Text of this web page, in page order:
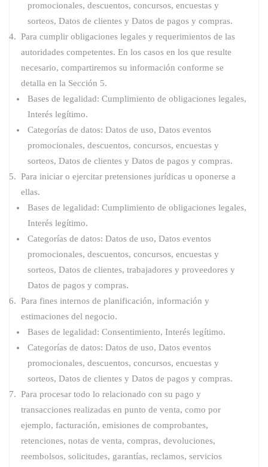
promocionales, descuentos, concursos, encuestas y
sorteos, Datos de clientes y Datos de pagos y compras.
Para cumplir obligaciones legales y requerimientos de las
autoridades competentes. En los casos en los que resulte
necesario, compartiremos su información conforme se
detalla en la Sección 5.
Bases de legalidad: Cumplimiento de obligaciones legales,
Interés legítimo.
Categorías de datos: Datos de uso, Datos eventos
promocionales, descuentos, concursos, encuestas y
sorteos, Datos de clientes y Datos de pagos y compras.
Para iniciar o ejercitar pretensiones jurídicas u oponerse a
ellas.
Bases de legalidad: Cumplimiento de obligaciones legales,
Interés legítimo.
Categorías de datos: Datos de uso, Datos eventos
promocionales, descuentos, concursos, encuestas y
sorteos, Datos de clientes, trabajadores y proveedores y
Datos de pagos y compras.
Para fines internos de planificación, información y
estimaciones del negocio.
Bases de legalidad: Consentimiento, Interés legítimo.
Categorías de datos: Datos de uso, Datos eventos
promocionales, descuentos, concursos, encuestas y
sorteos, Datos de clientes y Datos de pagos y compras.
Para procesar todo lo relacionado con su pago y
transacciones realizadas en punto de venta, como por
ejemplo, facturación, emisiones de comprobantes,
retenciones, notas de venta, compras, devoluciones,
reembolsos, solicitudes, garantías, reclamos, servicios